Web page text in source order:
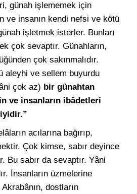
günah işlememek için
ve insanın kendi nefsi ve kötü
işletmek isterler. Bunları
çok sevaptır. Günahların,
çok sakınmalıdır.
aleyhi ve sellem buyurdu
çok az) bir günahtan
ve insanların ibâdetleri
acılarına bağırıp,
Çok kimse, sabır deyince
Bu sabır da sevaptır. Yâni
İnsanların üzmelerine
dostların